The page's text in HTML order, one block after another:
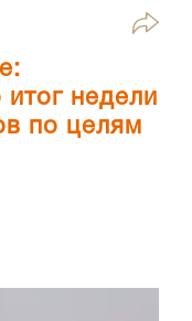
недели
по целям